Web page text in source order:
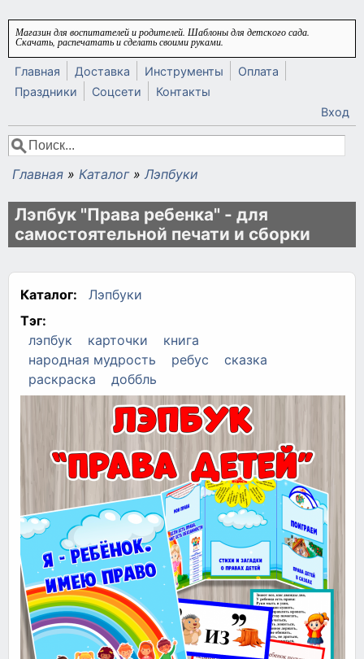
Перейти к основному содержанию
Магазин для воспитателей и родителей. Шаблоны для детского сада.
Скачать, распечатать и сделать своими руками.
Главная Доставка Инструменты
Оплата
Праздники
Соцсети
Контакты
Вход
Форма поиска
Поиск
Вы здесь
Главная » Каталог » Лэпбуки
Лэпбук "Права ребенка" - для
самостоятельной печати и сборки
Каталог:
Лэпбуки
Тэг:
лэпбук
карточки
книга
народная мудрость
ребус
сказка
раскраска
доббль